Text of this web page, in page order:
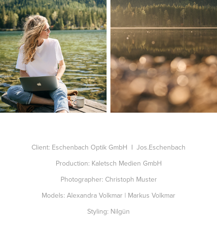
Client: Eschenbach Optik GmbH I Jos.Eschenbach
Production: Kaletsch Medien GmbH
Photographer: Christoph Muster
Models: Alexandra Volkmar | Markus Volkmar
Styling: Nilgün